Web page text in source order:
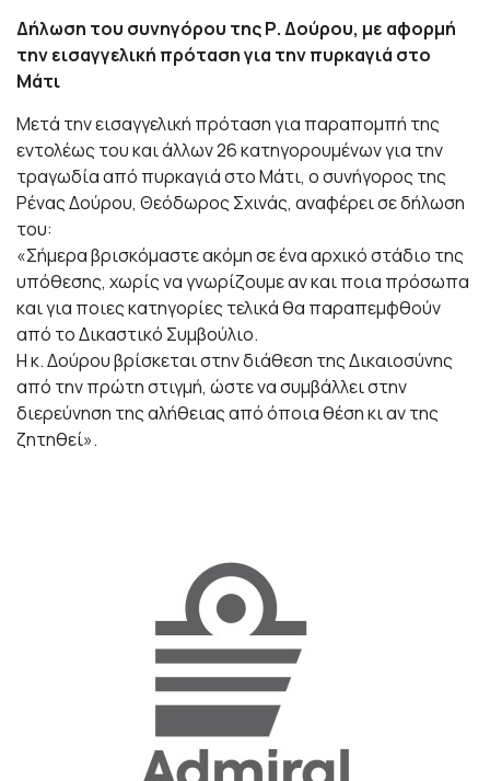
Δήλωση του συνηγόρου της Ρ. Δούρου, με αφορμή
την εισαγγελική πρόταση για την πυρκαγιά στο
Μάτι
Μετά την εισαγγελική πρόταση για παραπομπή της
εντολέως του και άλλων 26 κατηγορουμένων για την
τραγωδία από πυρκαγιά στο Μάτι, ο συνήγορος της
Ρένας Δούρου, Θεόδωρος Σχινάς, αναφέρει σε δήλωση
του:
«Σήμερα βρισκόμαστε ακόμη σε ένα αρχικό στάδιο της
υπόθεσης, χωρίς να γνωρίζουμε αν και ποια πρόσωπα
και για ποιες κατηγορίες τελικά θα παραπεμφθούν
από το Δικαστικό Συμβούλιο.
Η κ. Δούρου βρίσκεται στην διάθεση της Δικαιοσύνης
από την πρώτη στιγμή, ώστε να συμβάλλει στην
διερεύνηση της αλήθειας από όποια θέση κι αν της
ζητηθεί».